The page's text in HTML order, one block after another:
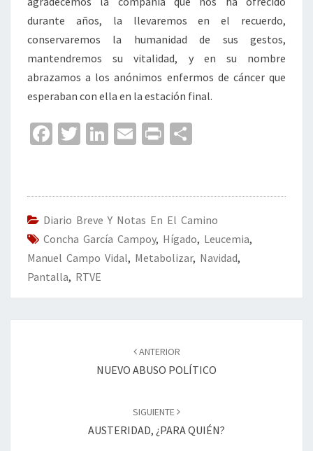
durante años, la llevaremos en el recuerdo,
conservaremos la humanidad de sus gestos,
mantendremos su vitalidad, y en su nombre
abrazamos a los anónimos enfermos de cáncer que
esperaban con ella en la estación final.
Fa
o
o
k
T
er
Li
dI
n
E
l
Pr
p
ar
tir
Diario Breve Y Notas En El Camino
Concha García Campoy, Hígado, Leucemia,
Manuel Campo Vidal, Metabolizar, Navidad,
Pantalla, RTVE
ANTERIOR
NUEVO ABUSO POLÍTICO
SIGUIENTE
AUSTERIDAD, ¿PARA QUIÉN?